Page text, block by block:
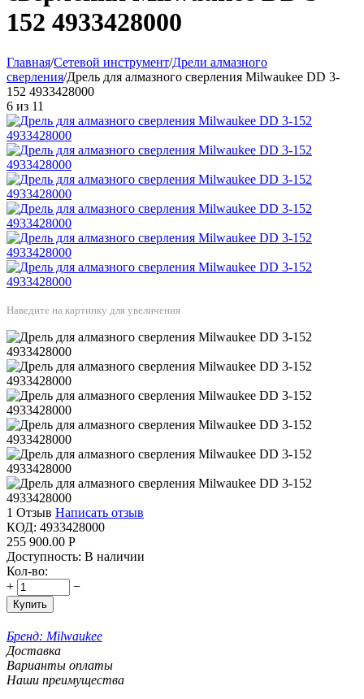
152 4933428000
Главная/Сетевой инструмент/Дрели алмазного
сверления/Дрель для алмазного сверления Milwaukee DD 3-
152 4933428000
6 из 11
Наведите на картинку для увеличения
1 Отзыв Написать отзыв
КОД: 4933428000
255 900.00 Р
Доступность: В наличии
Кол-во:
+
−
Купить
Бренд: Milwaukee
Доставка
Варианты оплаты
Наши преимущества